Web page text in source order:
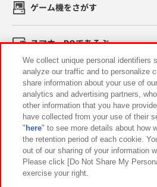
ゲーム機をさがす
スマホ・PCであそぶ
イベント・キャンペーン
関連会社 サステナビリティ
プライバシーポリシー ウェブアクセ
お取引先さまとともに
We collect unique personal identifiers
analyze our traffic and to personalize
share information about your use of
analytics and advertising partners,
other information that you have
have collected from your use of their
" here" to see more details about how
the retention period of each cookie.
out of our sharing of your information
Please click [Do Not Share My
exercise your right.